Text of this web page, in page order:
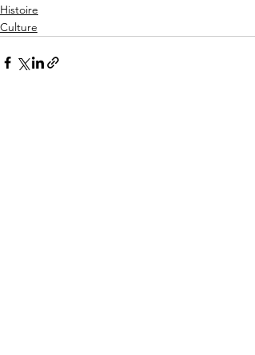
Histoire
Culture